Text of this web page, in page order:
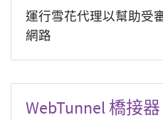
運行雪花代理以幫助受
網路
WebTunnel 橋接器